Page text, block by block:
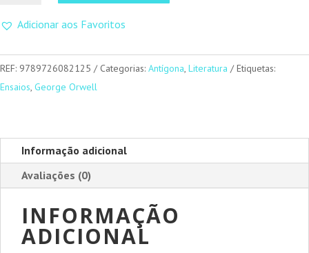
e
Adicionar aos Favoritos
REF: 9789726082125 Categorias: Antígona, Literatura
Etiquetas:
Ensaios, George Orwell
Informação adicional
Avaliações (0)
INFORMAÇÃO
ADICIONAL